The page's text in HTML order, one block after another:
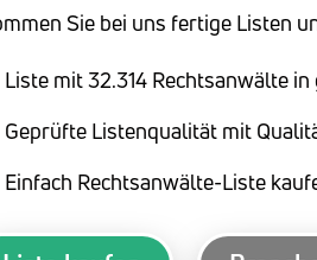
Sie bei uns fertige Listen
Liste mit 32.314 Rechtsanwälte
Geprüfte Listenqualität mit
Einfach Rechtsanwälte-Liste